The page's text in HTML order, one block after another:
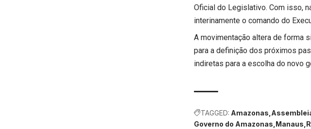
Oficial do Legislativo. Com isso,
interinamente o comando do
A movimentação altera de forma
para a definição dos próximos
indiretas para a escolha do novo
TAGGED: Amazonas
Governo do Amazonas Manaus